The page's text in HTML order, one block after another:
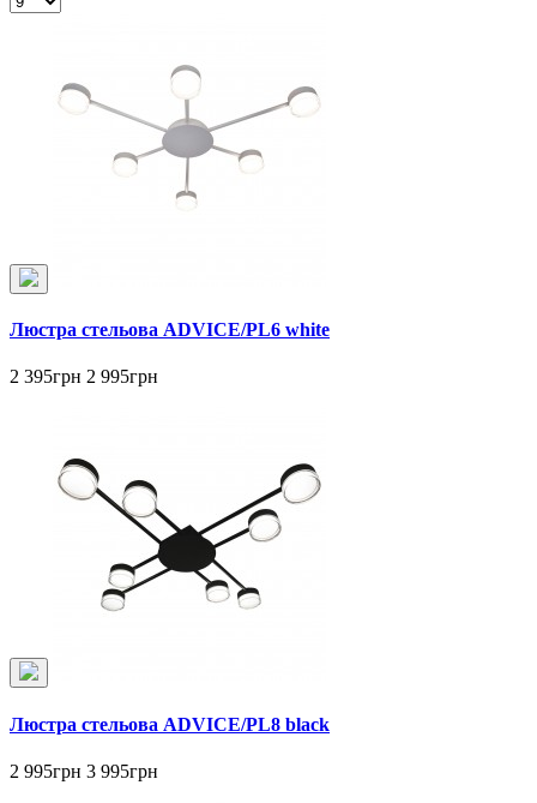
Люстра стельова ADVICE/PL6 white
2 395грн 2 995грн
Люстра стельова ADVICE/PL8 black
2 995грн 3 995грн